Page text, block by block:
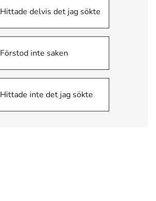
Hittade delvis det jag sökte
Förstod inte saken
Hittade inte det jag sökte